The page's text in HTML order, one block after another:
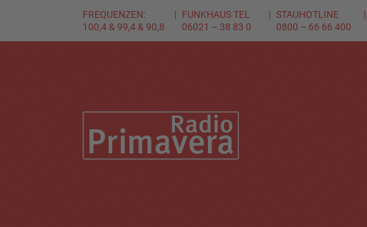
FREQUENZEN:
100,4 & 99,4 & 90,8
FUNKHAUS TEL
06021 – 38 83 0
STAUHOTLINE
0800 – 66 66 400